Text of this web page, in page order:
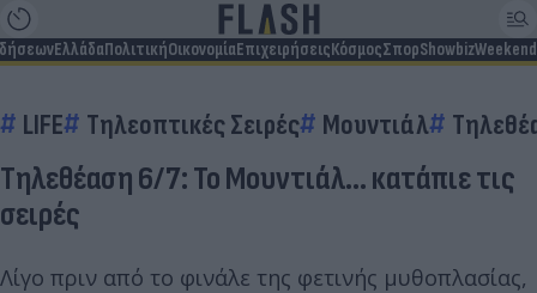
ΕλλάδαΠολιτικήΟικονομίαΕπιχειρήσειςΚόσμοςΣπορShowbizWeekend
LIFE Τηλεοπτικές Σειρές Μουντιάλ
Τηλεθέαση 6/7: Το Μουντιάλ… κατάπιε τις
σειρές
Λίγο πριν από το φινάλε της φετινής μυθοπλασίας,